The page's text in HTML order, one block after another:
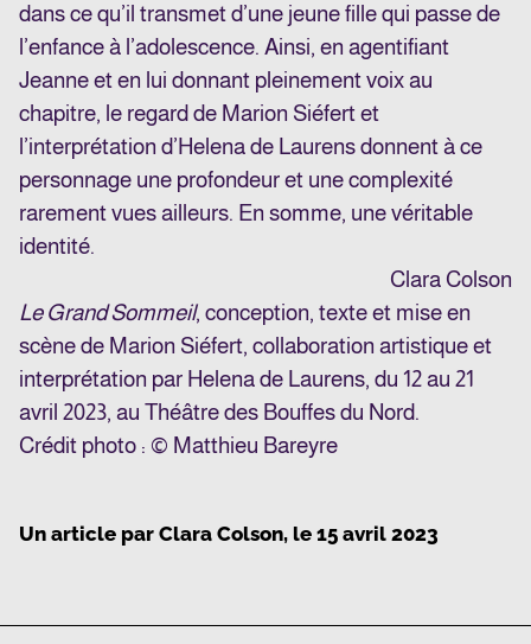
dans ce qu’il transmet d’une jeune fille qui passe de
l’enfance à l’adolescence. Ainsi, en agentifiant
Jeanne et en lui donnant pleinement voix au
chapitre, le regard de Marion Siéfert et
l’interprétation d’Helena de Laurens donnent à ce
personnage une profondeur et une complexité
rarement vues ailleurs. En somme, une véritable
identité.
Clara Colson
Le Grand Sommeil, conception, texte et mise en
scène de Marion Siéfert, collaboration artistique et
interprétation par Helena de Laurens, du 12 au 21
avril 2023, au Théâtre des Bouffes du Nord.
Crédit photo : © Matthieu Bareyre
Un article par Clara Colson, le 15 avril 2023